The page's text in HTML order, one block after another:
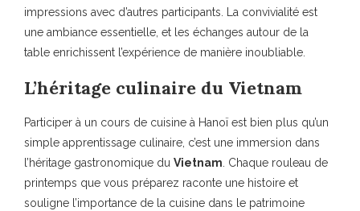
impressions avec d’autres participants. La convivialité est
une ambiance essentielle, et les échanges autour de la
table enrichissent l’expérience de manière inoubliable.
L’héritage culinaire du Vietnam
Participer à un cours de cuisine à Hanoï est bien plus qu’un
simple apprentissage culinaire, c’est une immersion dans
l’héritage gastronomique du Vietnam. Chaque rouleau de
printemps que vous préparez raconte une histoire et
souligne l’importance de la cuisine dans le patrimoine